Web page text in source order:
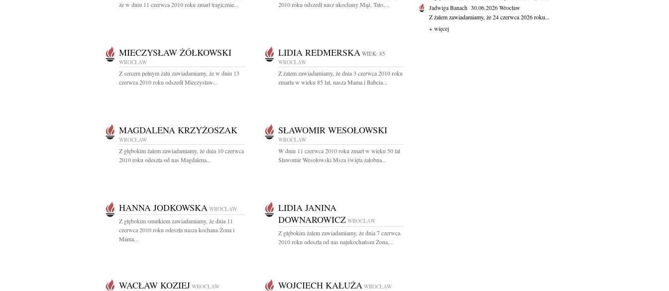
że w dniu 11 czerwca 2010 roku zmarł tragicznie...
2010 roku odszedł nasz ukochany Mąż, Tato,...
MIECZYSŁAW ŻÓŁKOWSKI
WROCŁAW
Z sercem pełnym żalu zawiadamiamy, że w dniu 13
czerwca 2010 roku odszedł Mieczysław...
LIDIA REDMERSKA WIEK: 85
WROCŁAW
Z żalem zawiadamiamy, że dnia 3 czerwca 2010 roku
zmarła w wieku 85 lat, nasza Mama i Babcia...
MAGDALENA KRZYŻOSZAK
WROCŁAW
Z głębokim żalem zawiadamiamy, że dnia 10 czerwca
2010 roku odeszła od nas Magdalena...
SŁAWOMIR WESOŁOWSKI
WROCŁAW
W dniu 11 czerwca 2010 roku zmarł w wieku 50 lat
Sławomir Wesołowski Msza święta żałobna...
HANNA JODKOWSKA WROCŁAW
Z głębokim smutkiem zawiadamiamy, że dnia 11
czerwca 2010 roku odeszła nasza kochana Żona i
Mama...
LIDIA JANINA
DOWNAROWICZ WROCŁAW
Z głębokim żalem zawiadamiamy, że dnia 7 czerwca
2010 roku odeszła od nas najukochańsza Żona,...
WACŁAW KOZIEJ WROCŁAW WOJCIECH KAŁUŻA WROCŁAW
Jadwiga Banach 30.06.2026Wrocław
Z żalem zawiadamiamy, że 24 czerwca 2026 roku...
+ więcej